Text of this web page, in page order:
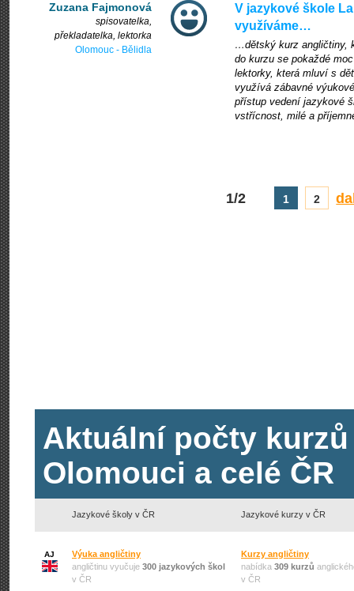
Zuzana Fajmonová
spisovatelka,
překladatelka, lektorka
Olomouc - Bělidla
V jazykové škole
využíváme…
…dětský kurz angličtiny,
do kurzu se pokaždé
lektorky, která mluví s
využívá zábavné
přístup vedení jazykové
vstřícnost, milé a
1/2 1 2
Aktuální počty
Olomouci a celé ČR
Jazykové školy v ČR Jazykové kurzy v ČR
AJ
Výuka angličtiny
angličtinu vyučuje 300 jazykových škol
v ČR
Kurzy angličtiny
nabídka 309 kurzů
v ČR